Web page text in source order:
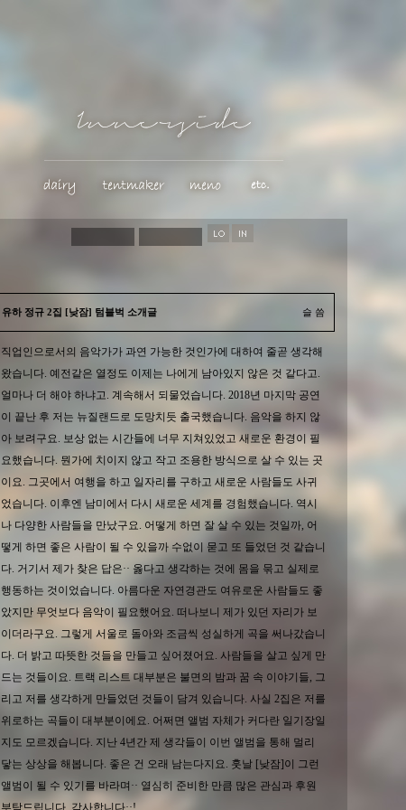
유하 정규 2집 [낮잠] 텀블벅 소개글 슬 씀
직업인으로서의 음악가가 과연 가능한 것인가에 대하여 줄곧 생각해
왔습니다. 예전같은 열정도 이제는 나에게 남아있지 않은 것 같다고.
얼마나 더 해야 하냐고. 계속해서 되물었습니다. 2018년 마지막 공연
이 끝난 후 저는 뉴질랜드로 도망치듯 출국했습니다. 음악을 하지 않
아 보려구요. 보상 없는 시간들에 너무 지쳐있었고 새로운 환경이 필
요했습니다. 뭔가에 치이지 않고 작고 조용한 방식으로 살 수 있는 곳
이요. 그곳에서 여행을 하고 일자리를 구하고 새로운 사람들도 사귀
었습니다. 이후엔 남미에서 다시 새로운 세계를 경험했습니다. 역시
나 다양한 사람들을 만났구요. 어떻게 하면 잘 살 수 있는 것일까, 어
떻게 하면 좋은 사람이 될 수 있을까 수없이 묻고 또 들었던 것 같습니
다. 거기서 제가 찾은 답은·· 옳다고 생각하는 것에 몸을 묶고 실제로
행동하는 것이었습니다. 아름다운 자연경관도 여유로운 사람들도 좋
았지만 무엇보다 음악이 필요했어요. 떠나보니 제가 있던 자리가 보
이더라구요. 그렇게 서울로 돌아와 조금씩 성실하게 곡을 써나갔습니
다. 더 밝고 따뜻한 것들을 만들고 싶어졌어요. 사람들을 살고 싶게 만
드는 것들이요. 트랙 리스트 대부분은 불면의 밤과 꿈 속 이야기들, 그
리고 저를 생각하게 만들었던 것들이 담겨 있습니다. 사실 2집은 저를
위로하는 곡들이 대부분이에요. 어쩌면 앨범 자체가 커다란 일기장일
지도 모르겠습니다. 지난 4년간 제 생각들이 이번 앨범을 통해 멀리
닿는 상상을 해봅니다. 좋은 건 오래 남는다지요. 훗날 [낮잠]이 그런
앨범이 될 수 있기를 바라며·· 열심히 준비한 만큼 많은 관심과 후원
부탁드립니다. 감사합니다··!